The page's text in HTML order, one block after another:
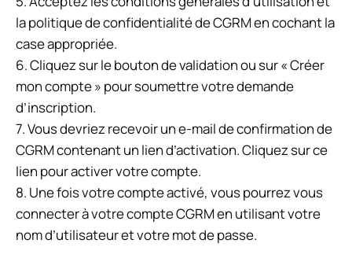
la politique de confidentialité de CGRM en cochant la
case appropriée.
6. Cliquez sur le bouton de validation ou sur « Créer
mon compte » pour soumettre votre demande
d’inscription.
7. Vous devriez recevoir un e-mail de confirmation de
CGRM contenant un lien d’activation. Cliquez sur ce
lien pour activer votre compte.
8. Une fois votre compte activé, vous pourrez vous
connecter à votre compte CGRM en utilisant votre
nom d’utilisateur et votre mot de passe.